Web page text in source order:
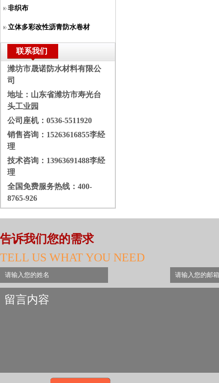
非织布
立体多彩改性沥青防水卷材
联系我们
潍坊市晟诺防水材料有限公
司
地址：山东省潍坊市寿光台
头工业园
公司座机： 0536-5511920
销售咨询： 15263616855李经
理
技术咨询： 13963691488李经
理
全国免费服务热线： 400-
8765-926
告诉我们您的需求
TELL US WHAT YOU NEED